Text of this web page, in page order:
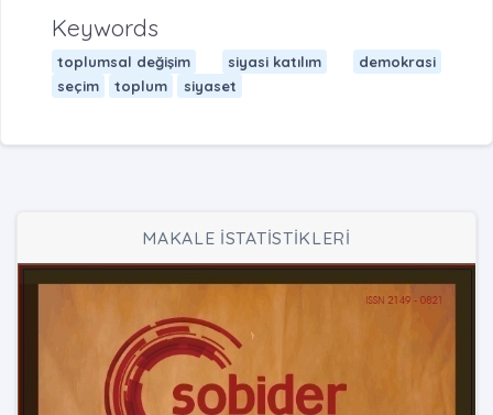
Keywords
toplumsal değişim siyasi katılım
demokrasi
seçim
toplum siyaset
MAKALE İSTATİSTİKLERİ